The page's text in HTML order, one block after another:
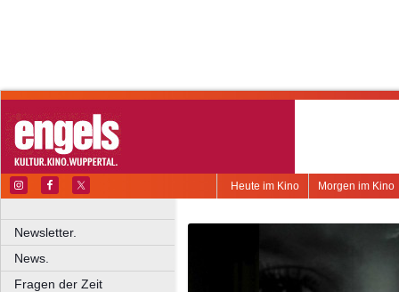
Morgen im Kino
Heute im Kino
Newsletter.
News.
Fragen der Zeit